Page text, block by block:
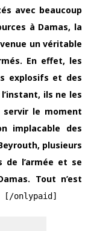
avec beaucoup
à Damas, la
un véritable
En effet, les
explosifs et des
ils ne les
servir le moment
implacable des
plusieurs
l’armée et se
Tout n’est
[/onlypaid]